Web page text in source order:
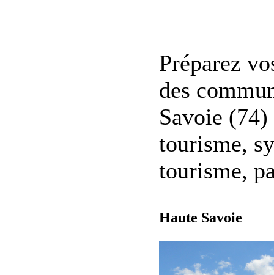
Préparez
des
Savoie
tourisme,
tourisme,
Haute Savoie